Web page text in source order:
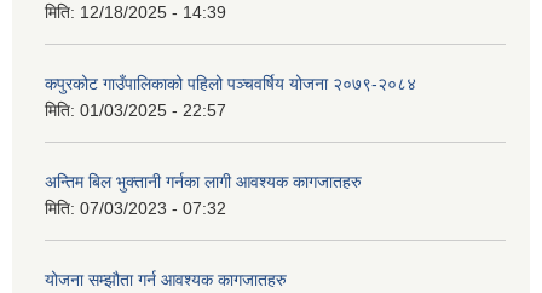
मिति: 12/18/2025 - 14:39
कपुरकोट गाउँपालिकाको पहिलो पञ्चवर्षिय योजना २०७९-२०८४
मिति: 01/03/2025 - 22:57
अन्तिम बिल भुक्तानी गर्नका लागी आवश्यक कागजातहरु
मिति: 07/03/2023 - 07:32
योजना सम्झौता गर्न आवश्यक कागजातहरु